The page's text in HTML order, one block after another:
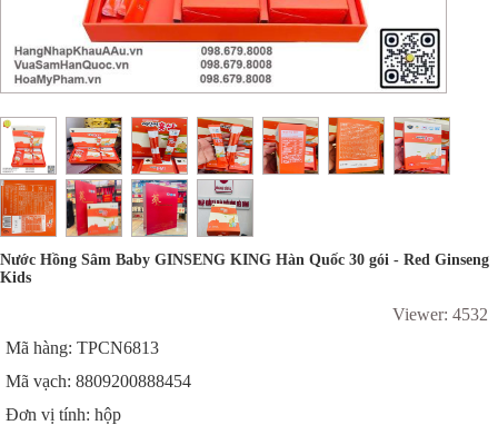
Nước Hồng Sâm Baby GINSENG KING Hàn Quốc 30 gói - Red Ginseng
Kids
Viewer: 4532
Mã hàng: TPCN6813
Mã vạch: 8809200888454
Đơn vị tính: hộp